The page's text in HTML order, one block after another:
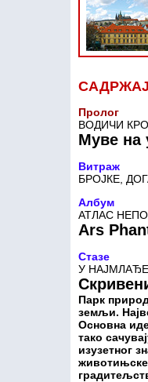
САДРЖАЈ
Пролог
ВОДИЧИ
Муве на
Витраж
БРОЈКЕ,
Албум
АТЛАС
Ars
Стазе
У
Парк
земљи.
Основна
тако
изузетног
животињске